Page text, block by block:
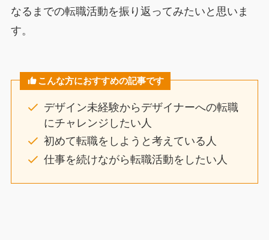
なるまでの転職活動を振り返ってみたいと思いま
す。
こんな方におすすめの記事です
デザイン未経験からデザイナーへの転職
にチャレンジしたい人
初めて転職をしようと考えている人
仕事を続けながら転職活動をしたい人